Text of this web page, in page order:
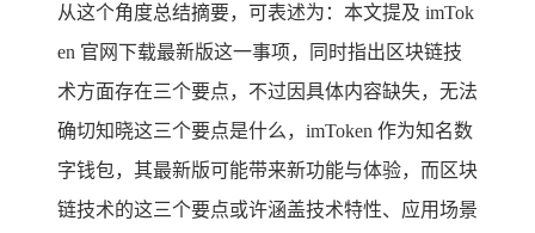
从这个角度总结摘要，可表述为：本文提及 imTok
en 官网下载最新版这一事项，同时指出区块链技
术方面存在三个要点，不过因具体内容缺失，无法
确切知晓这三个要点是什么，imToken 作为知名数
字钱包，其最新版可能带来新功能与体验，而区块
链技术的这三个要点或许涵盖技术特性、应用场景